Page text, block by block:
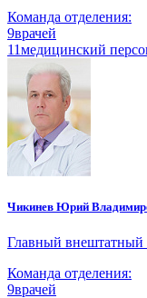
Команда отделения:
9врачей
11медицинский
Чикинев Юрий
Главный внештатный
Команда отделения:
9врачей